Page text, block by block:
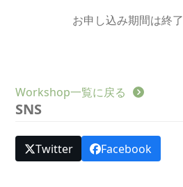
お申し込み期間は終了
Workshop一覧に戻る
SNS
Twitter Facebook